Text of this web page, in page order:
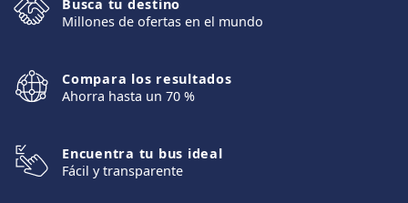
Busca tu destino
Millones de ofertas en el mundo
Compara los resultados
Ahorra hasta un 70 %
Encuentra tu bus ideal
Fácil y transparente